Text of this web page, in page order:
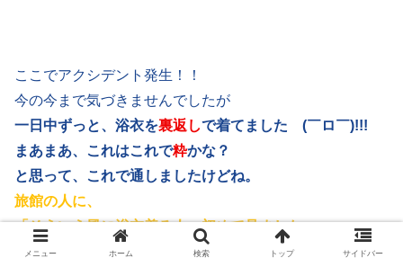
ここでアクシデント発生！！
今の今まで気づきませんでしたが
一日中ずっと、浴衣を裏返しで着てました (￣ロ￣)!!!
まあまあ、これはこれで粋かな？
と思って、これで通しましたけどね。
旅館の人に、
「そういう風に浴衣着る人、初めて見ました」
って言われちゃったよ (｀∀´)ｹｹｹ
メニュー ホーム 検索 トップ サイドバー